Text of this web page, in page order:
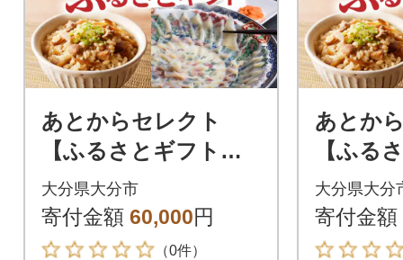
あとからセレクト
【ふるさとギフト】6
万円_OG-006
大分県大分市
寄付金額 60,000円
（0件）
あとか
【ふる
万円
大分県大分
寄付金額